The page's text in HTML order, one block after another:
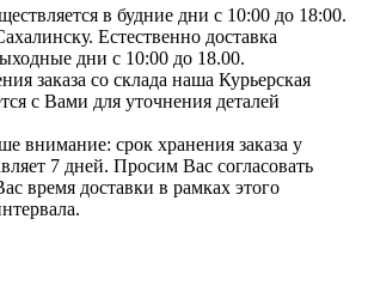
в будние дни с 10:00 до 18:00.
Естественно доставка
дни с 10:00 до 18.00.
заказа со склада наша Курьерская
с Вами для уточнения деталей
внимание: срок хранения заказа у
7 дней. Просим Вас согласовать
время доставки в рамках этого